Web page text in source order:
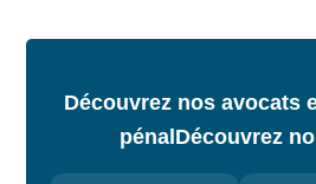
Découvrez nos avocats
pénal Découvrez